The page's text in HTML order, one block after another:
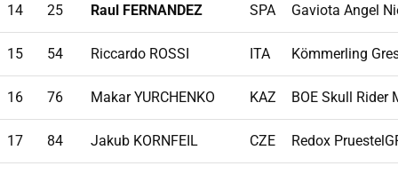
14 25 Raul FERNANDEZ SPA Gaviota Angel
15 54 Riccardo ROSSI ITA Kömmerling
16 76 Makar YURCHENKO KAZ BOE Skull Rider
17 84 Jakub KORNFEIL CZE Redox